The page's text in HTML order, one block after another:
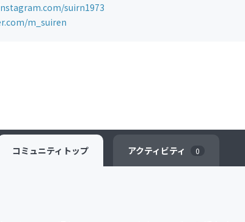
suirn1973
m_suiren
コミュニティ トップ アクティビティ 0